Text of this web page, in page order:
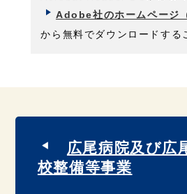
Adobe社のホームページ
から無料でダウンロードする
広尾病院及び広
校整備等事業